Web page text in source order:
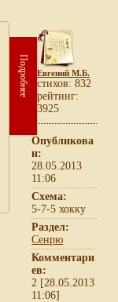
Подробнее Евгений М.Б.
cтихов: 832
рейтинг:
3925
Опубликова
н:
28.05.2013
11:06
Схема:
5-7-5 хокку
Раздел:
Сенрю
Комментари
ев:
2 [28.05.2013
11:06]